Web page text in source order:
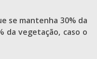
se mantenha 30% da
da vegetação, caso o